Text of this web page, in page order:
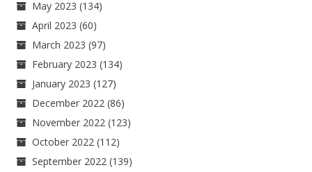
May 2023 (134)
April 2023 (60)
March 2023 (97)
February 2023 (134)
January 2023 (127)
December 2022 (86)
November 2022 (123)
October 2022 (112)
September 2022 (139)